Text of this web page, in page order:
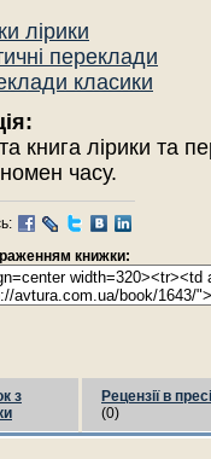
лірики
переклади
класики
книга лірики та
часу.
книжки:
з
Рецензії в пресі
(0)